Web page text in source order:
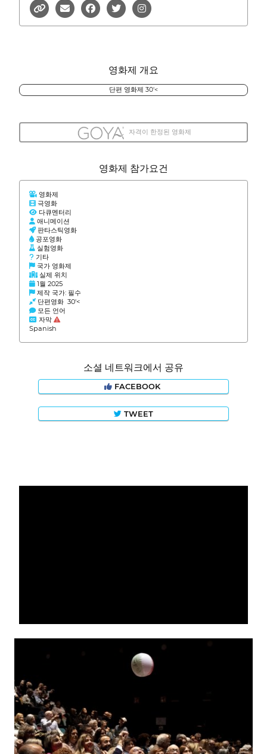
영화제 개요
단편 영화제 30'<
자격이 한정된 영화제
영화제 참가요건
영화제
극영화
다큐멘터리
애니메이션
판타스틱영화
공포영화
실험영화
기타
국가 영화제
실제 위치
1월 2025
제작 국가: 필수
단편영화 30'<
모든 언어
자막
Spanish
소셜 네트워크에서 공유
FACEBOOK
TWEET